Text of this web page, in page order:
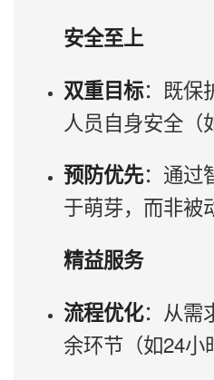
安全至上
双重目标：既保
人员自身安全（
预防优先：通过
于萌芽，而非被
精益服务
流程优化：从需
余环节（如24小